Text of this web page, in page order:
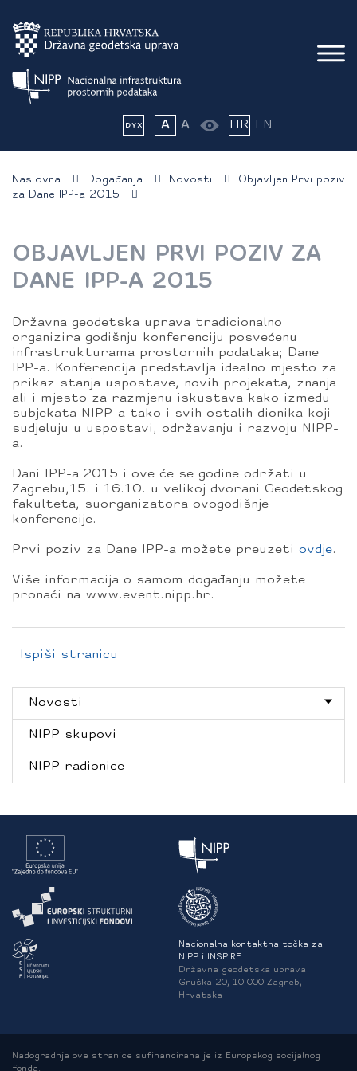
A A HR EN
Naslovna Događanja Novosti
Objavljen Prvi poziv
za Dane IPP-a 2015
OBJAVLJEN PRVI POZIV ZA
DANE IPP-A 2015
Državna geodetska uprava tradicionalno
organizira godišnju konferenciju posvećenu
infrastrukturama prostornih podataka; Dane
IPP-a. Konferencija predstavlja idealno mjesto za
prikaz stanja uspostave, novih projekata, znanja
ali i mjesto za razmjenu iskustava kako između
subjekata NIPP-a tako i svih ostalih dionika koji
sudjeluju u uspostavi, održavanju i razvoju NIPP-
a.
Dani IPP-a 2015 i ove će se godine održati u
Zagrebu,15. i 16.10. u velikoj dvorani Geodetskog
fakulteta, suorganizatora ovogodišnje
konferencije.
Prvi poziv za Dane IPP-a možete preuzeti ovdje.
Više informacija o samom događanju možete
pronaći na www.event.nipp.hr.
Ispiši stranicu
Novosti
NIPP skupovi
NIPP radionice
Nacionalna kontaktna točka za
NIPP i INSPIRE
Državna geodetska uprava
Gruška 20, 10 000 Zagreb,
Hrvatska
Nadogradnja ove stranice sufinancirana je iz Europskog socijalnog
fonda.